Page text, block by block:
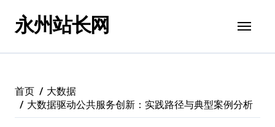
永州站长网
首页
大数据
大数据驱动公共服务创新：实践路径与典型案例分析